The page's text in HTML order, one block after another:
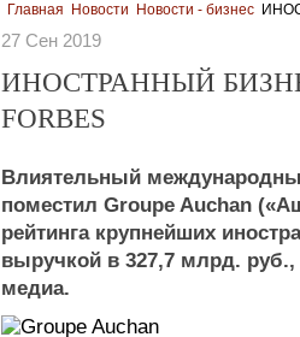
Главная Новости Новости - бизнес
27 Сен 2019
ИНОСТРАННЫЙ
FORBES
Влиятельный
поместил Groupe Auchan
рейтинга крупнейших
выручкой в 327,7 млрд.
медиа.